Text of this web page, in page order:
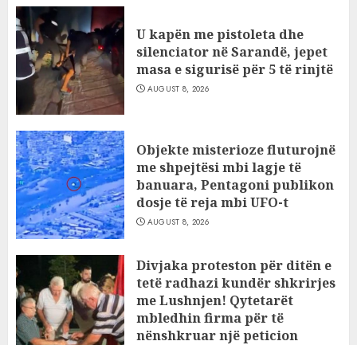
U kapën me pistoleta dhe
silenciator në Sarandë, jepet
masa e sigurisë për 5 të rinjtë
AUGUST 8, 2026
Objekte misterioze fluturojnë
me shpejtësi mbi lagje të
banuara, Pentagoni publikon
dosje të reja mbi UFO-t
AUGUST 8, 2026
Divjaka proteston për ditën e
tetë radhazi kundër shkrirjes
me Lushnjen! Qytetarët
mbledhin firma për të
nënshkruar një peticion